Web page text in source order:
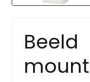
Beeld